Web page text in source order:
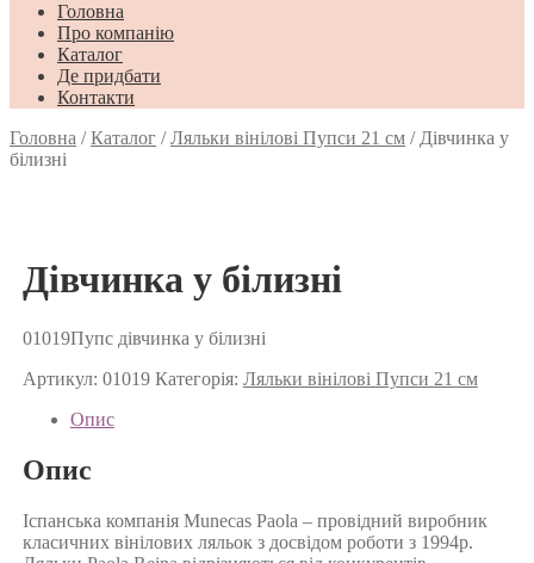
Головна
Про компанію
Каталог
Де придбати
Контакти
Головна /Каталог /Ляльки вінілові Пупси 21 см / Дівчинка у
білизні
Дівчинка у білизні
01019Пупс дівчинка у білизні
Артикул: 01019 Категорія: Ляльки вінілові Пупси 21 см
Опис
Опис
Іспанська компанія Munecas Paola – провідний виробник
класичних вінілових ляльок з досвідом роботи з 1994р.